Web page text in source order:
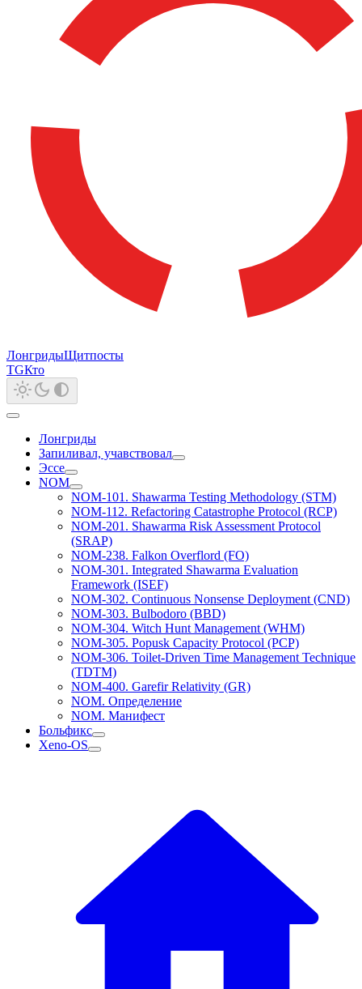
ЛонгридыЩитпосты
TGКто
Лонгриды
Запиливал, учавствовал
Эссе
NOM
NOM-101. Shawarma Testing Methodology (STM)
NOM-112. Refactoring Catastrophe Protocol (RCP)
NOM-201. Shawarma Risk Assessment Protocol
(SRAP)
NOM-238. Falkon Overflord (FO)
NOM-301. Integrated Shawarma Evaluation
Framework (ISEF)
NOM-302. Continuous Nonsense Deployment (CND)
NOM-303. Bulbodoro (BBD)
NOM-304. Witch Hunt Management (WHM)
NOM-305. Popusk Capacity Protocol (PCP)
NOM-306. Toilet-Driven Time Management Technique
(TDTM)
NOM-400. Garefir Relativity (GR)
NOM. Определение
NOM. Манифест
Больфикс
Xeno-OS